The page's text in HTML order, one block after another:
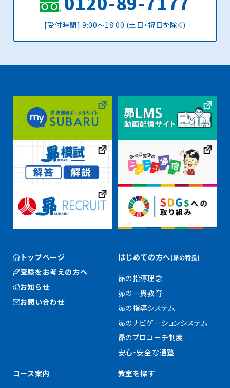
[受付時間] 9:00〜18:00 (土日・祝日を除く)
トップページ
受験をお考えの方へ
お知らせ
お問い合わせ
はじめての方へ(昴の特長)
昴の指導理念
昴の一貫教育
昴の指導システム
昴のナビゲーションシステム
昴のプロコーチ制度
安心・安全な通塾
コース案内 教室を探す